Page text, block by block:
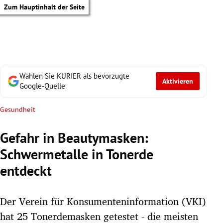
Zum Hauptinhalt der Seite
Wählen Sie KURIER als bevorzugte
Google-Quelle
Aktivieren
Gesundheit
Gefahr in Beautymasken:
Schwermetalle in Tonerde
entdeckt
Der Verein für Konsumenteninformation (VKI)
hat 25 Tonerdemasken getestet - die meisten